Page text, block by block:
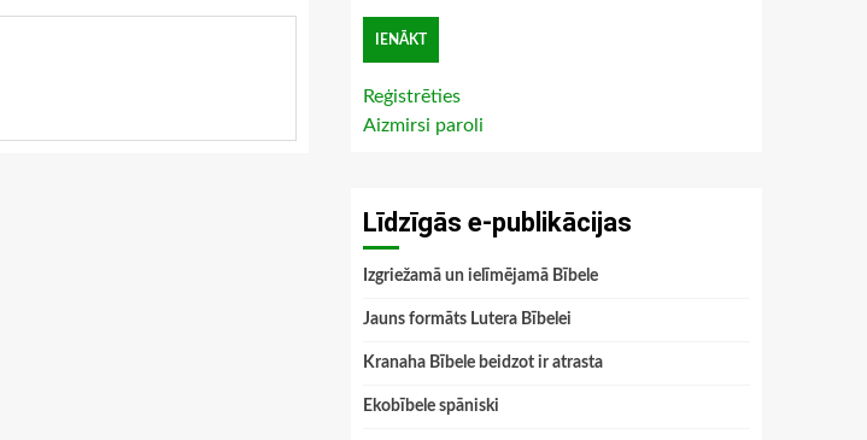
Reģistrēties
Aizmirsi paroli
Līdzīgās e-publikācijas
Izgriežamā un ielīmējamā Bībele
Jauns formāts Lutera Bībelei
Kranaha Bībele beidzot ir atrasta
Ekobībele spāniski